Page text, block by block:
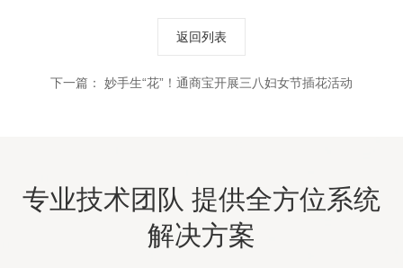
返回列表
下一篇： 妙手生“花”！通商宝开展三八妇女节插花活动
专业技术团队 提供全方位系统
解决方案